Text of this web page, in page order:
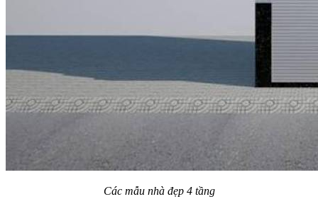
Các mẫu nhà đẹp 4 tầng